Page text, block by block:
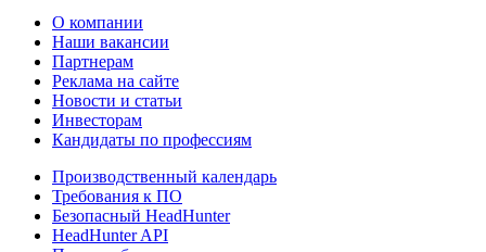
О компании
Наши вакансии
Партнерам
Реклама на сайте
Новости и статьи
Инвесторам
Кандидаты по профессиям
Производственный календарь
Требования к ПО
Безопасный HeadHunter
HeadHunter API